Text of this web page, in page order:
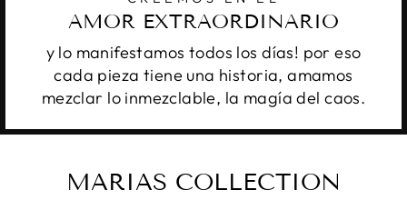
AMOR EXTRAORDINARIO
y lo manifestamos todos los días! por eso
cada pieza tiene una historia, amamos
mezclar lo inmezclable, la magía del caos.
MARIAS COLLECTION